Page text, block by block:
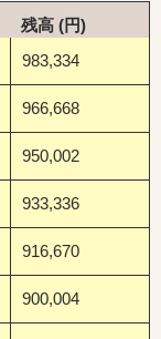
残高 (円)
983,334
966,668
950,002
933,336
916,670
900,004